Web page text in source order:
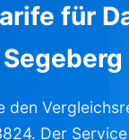
für
den
Der